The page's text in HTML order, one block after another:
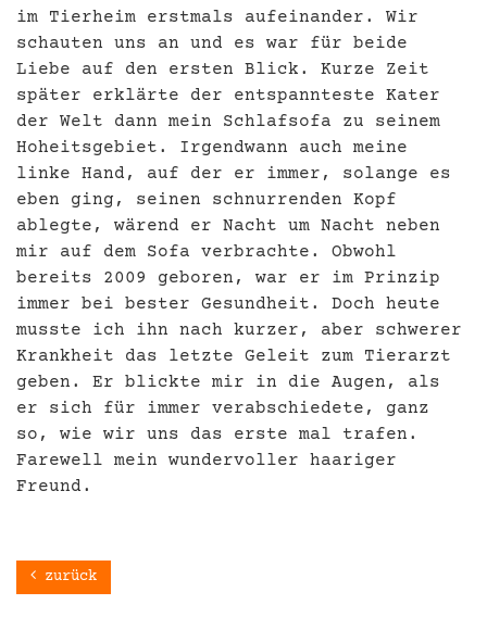
im Tierheim erstmals aufeinander. Wir
schauten uns an und es war für beide
Liebe auf den ersten Blick. Kurze Zeit
später erklärte der entspannteste Kater
der Welt dann mein Schlafsofa zu seinem
Hoheitsgebiet. Irgendwann auch meine
linke Hand, auf der er immer, solange es
eben ging, seinen schnurrenden Kopf
ablegte, wärend er Nacht um Nacht neben
mir auf dem Sofa verbrachte. Obwohl
bereits 2009 geboren, war er im Prinzip
immer bei bester Gesundheit. Doch heute
musste ich ihn nach kurzer, aber schwerer
Krankheit das letzte Geleit zum Tierarzt
geben. Er blickte mir in die Augen, als
er sich für immer verabschiedete, ganz
so, wie wir uns das erste mal trafen.
Farewell mein wundervoller haariger
Freund.
zurück